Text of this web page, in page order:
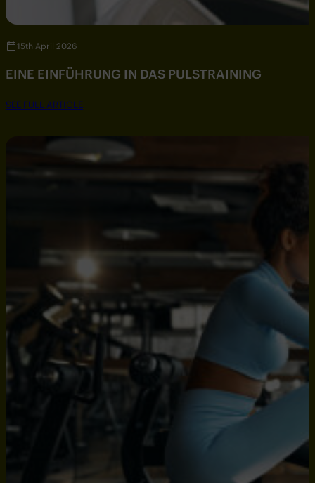
15th April 2026
EINE EINFÜHRUNG IN DAS PULSTRAINING
SEE FULL ARTICLE